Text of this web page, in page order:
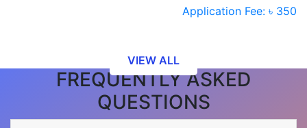
Application Fee: ৳ 350
VIEW ALL
FREQUENTLY ASKED
QUESTIONS